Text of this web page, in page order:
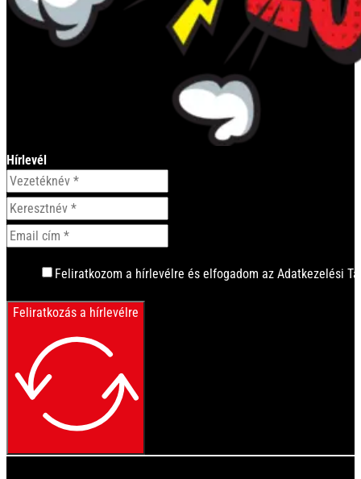
Hírlevél
Feliratkozom a hírlevélre és elfogadom az Adatkezelési
Feliratkozás a hírlevélre